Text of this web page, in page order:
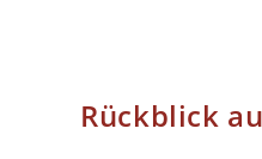
Rückblick